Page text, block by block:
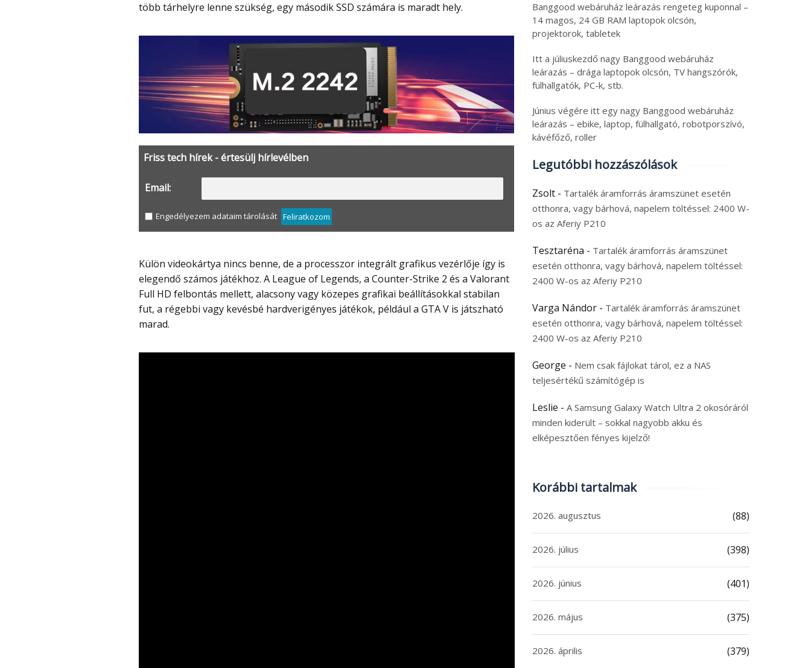
több tárhelyre lenne szükség, egy második SSD számára is maradt hely.
Friss tech hírek - értesülj hírlevélben
Email:
Engedélyezem adataim tárolását Feliratkozom
Külön videokártya nincs benne, de a processzor integrált grafikus vezérlője így is
elegendő számos játékhoz. A League of Legends, a Counter-Strike 2 és a Valorant
Full HD felbontás mellett, alacsony vagy közepes grafikai beállításokkal stabilan
fut, a régebbi vagy kevésbé hardverigényes játékok, például a GTA V is játszható
marad.
Banggood webáruház leárazás rengeteg kuponnal –
14 magos, 24 GB RAM laptopok olcsón,
projektorok, tabletek
Itt a júliuskezdő nagy Banggood webáruház
leárazás – drága laptopok olcsón, TV hangszórók,
fülhallgatók, PC-k, stb.
Június végére itt egy nagy Banggood webáruház
leárazás – ebike, laptop, fülhallgató, robotporszívó,
kávéfőző, roller
Legutóbbi hozzászólások
Zsolt - Tartalék áramforrás áramszünet esetén
otthonra, vagy bárhová, napelem töltéssel: 2400 W-
os az Aferiy P210
Tesztaréna - Tartalék áramforrás áramszünet
esetén otthonra, vagy bárhová, napelem töltéssel:
2400 W-os az Aferiy P210
Varga Nándor - Tartalék áramforrás áramszünet
esetén otthonra, vagy bárhová, napelem töltéssel:
2400 W-os az Aferiy P210
George - Nem csak fájlokat tárol, ez a NAS
teljesértékű számítógép is
Leslie - A Samsung Galaxy Watch Ultra 2 okosóráról
minden kiderült – sokkal nagyobb akku és
elképesztően fényes kijelző!
Korábbi tartalmak
2026. augusztus (88)
2026. július (398)
2026. június (401)
2026. május (375)
2026. április (379)